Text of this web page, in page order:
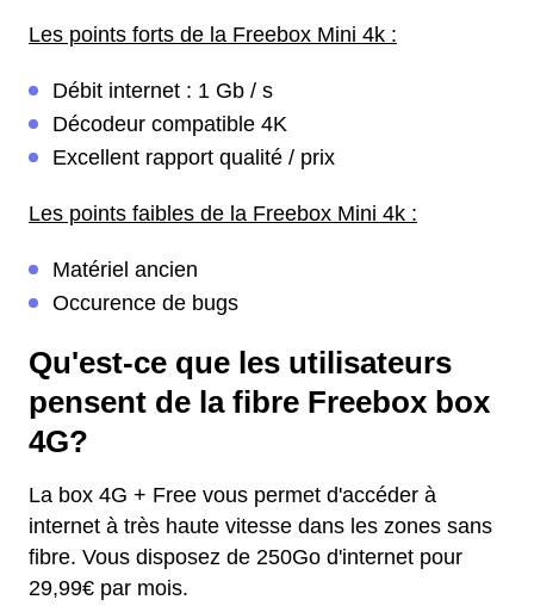
Les points forts de la Freebox Mini 4k :
Débit internet : 1 Gb / s
Décodeur compatible 4K
Excellent rapport qualité / prix
Les points faibles de la Freebox Mini 4k :
Matériel ancien
Occurence de bugs
Qu'est-ce que les utilisateurs
pensent de la fibre Freebox box
4G?
La box 4G + Free vous permet d'accéder à
internet à très haute vitesse dans les zones sans
fibre. Vous disposez de 250Go d'internet pour
29,99€ par mois.